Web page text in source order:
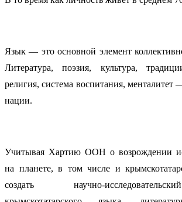
Язык — это основной элемент
Литература, поэзия, культура,
религия, система воспитания, менталитет
нации.
Учитывая Хартию ООН о возрождении
на планете, в том числе и
создать научно-